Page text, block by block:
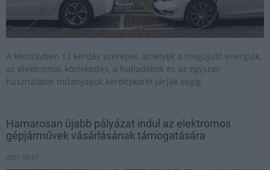
A kérdőívben 12 kérdés szerepel, amelyek a megújuló energiák,
az elektromos közlekedés, a hulladékok és az egyszer
használatos műanyagok kérdéskörét járják végig.
Hamarosan újabb pályázat indul az elektromos
gépjárművek vásárlásának támogatására
2021.05.07